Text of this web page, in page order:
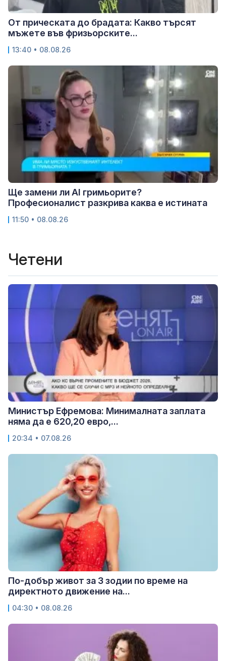
От прическата до брадата: Какво търсят
мъжете във фризьорските...
13:40 • 08.08.26
Ще замени ли AI гримьорите?
Професионалист разкрива каква е истината
11:50 • 08.08.26
Четени
Министър Ефремова: Минималната заплата
няма да е 620,20 евро,...
20:34 • 07.08.26
По-добър живот за 3 зодии по време на
директното движение на...
04:30 • 08.08.26